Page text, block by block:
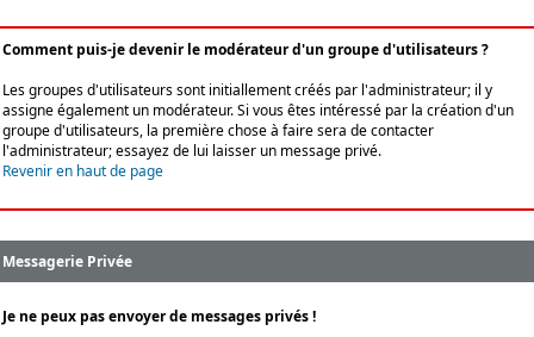
Comment puis-je devenir le modérateur d'un groupe d'utilisateurs ?
Les groupes d'utilisateurs sont initiallement créés par l'administrateur; il y
assigne également un modérateur. Si vous êtes intéressé par la création d'un
groupe d'utilisateurs, la première chose à faire sera de contacter
l'administrateur; essayez de lui laisser un message privé.
Revenir en haut de page
Messagerie Privée
Je ne peux pas envoyer de messages privés !